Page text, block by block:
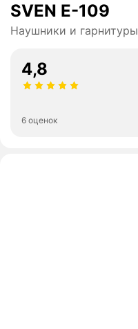
SVEN E-109
Наушники и гарнитуры
4,8
6 оценок